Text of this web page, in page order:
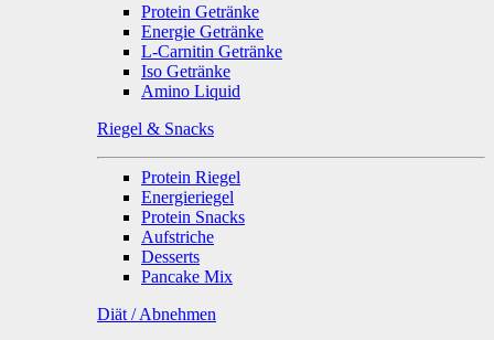
Protein Getränke
Energie Getränke
L-Carnitin Getränke
Iso Getränke
Amino Liquid
Riegel & Snacks
Protein Riegel
Energieriegel
Protein Snacks
Aufstriche
Desserts
Pancake Mix
Diät / Abnehmen